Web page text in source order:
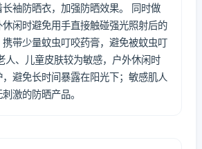
袖防晒衣，加强防晒效果。 同时做
闲时避免用手直接触碰强光照射后的
带少量蚊虫叮咬药膏，避免被蚊虫叮
人、儿童皮肤较为敏感，户外休闲时
避免长时间暴露在阳光下；敏感肌人
激的防晒产品。